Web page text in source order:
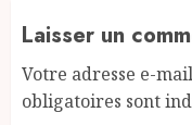
Laisser un
Votre adresse e-
obligatoires sont